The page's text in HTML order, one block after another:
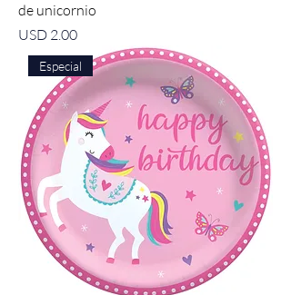
de unicornio
Precio
USD 2.00
Especial